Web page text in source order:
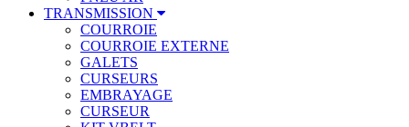
TRANSMISSION
COURROIE
COURROIE EXTERNE
GALETS
CURSEURS
EMBRAYAGE
CURSEUR